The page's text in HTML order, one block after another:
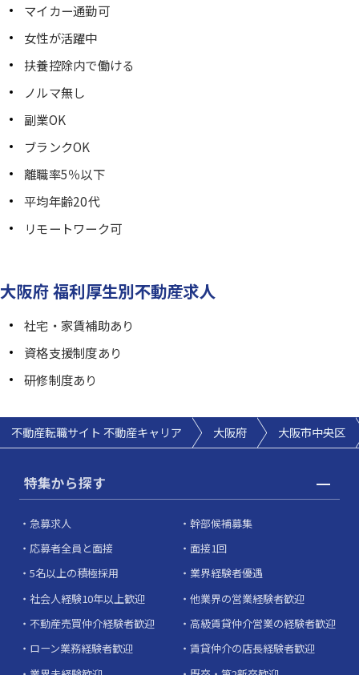
マイカー通勤可
女性が活躍中
扶養控除内で働ける
ノルマ無し
副業OK
ブランクOK
離職率5％以下
平均年齢20代
リモートワーク可
大阪府 福利厚生別不動産求人
社宅・家賃補助あり
資格支援制度あり
研修制度あり
不動産転職サイト 不動産キャリア 大阪府 大阪市中央区
特集から探す
急募求人
幹部候補募集
応募者全員と面接
面接1回
5名以上の積極採用
業界経験者優遇
社会人経験10年以上歓迎
他業界の営業経験者歓迎
不動産売買仲介経験者歓迎
高級賃貸仲介営業の経験者歓迎
ローン業務経験者歓迎
賃貸仲介の店長経験者歓迎